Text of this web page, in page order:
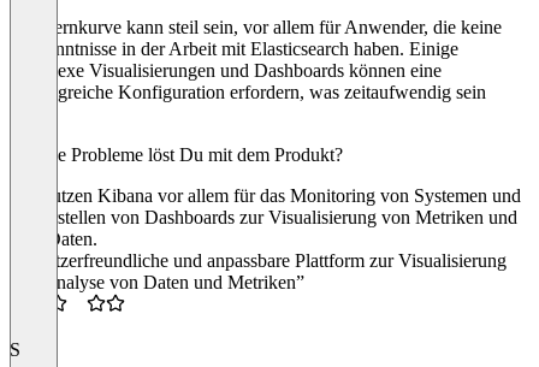
Die Lernkurve kann steil sein, vor allem für Anwender, die keine
Vorkenntnisse in der Arbeit mit Elasticsearch haben. Einige
komplexe Visualisierungen und Dashboards können eine
umfangreiche Konfiguration erfordern, was zeitaufwendig sein
Welche Probleme löst Du mit dem Produkt?
Wir nutzen Kibana vor allem für das Monitoring von Systemen und
das Erstellen von Dashboards zur Visualisierung von Metriken und
Log-Daten.
“benutzerfreundliche und anpassbare Plattform zur Visualisierung
und Analyse von Daten und Metriken”
S